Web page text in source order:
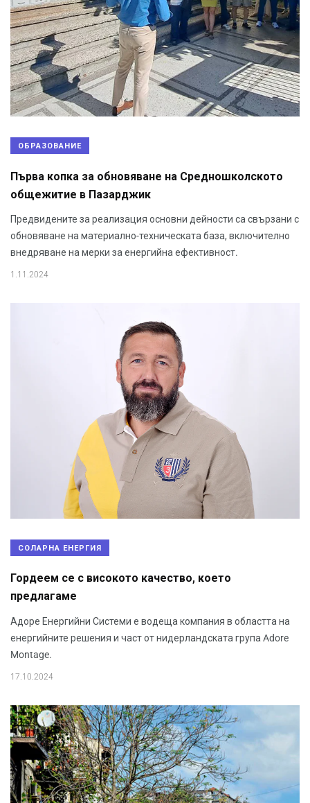
ОБРАЗОВАНИЕ
Първа копка за обновяване на Средношколското
общежитие в Пазарджик
Предвидените за реализация основни дейности са свързани с
обновяване на материално-техническата база, включително
внедряване на мерки за енергийна ефективност.
1.11.2024
СОЛАРНА ЕНЕРГИЯ
Гордеем се с високото качество, което
предлагаме
Адоре Енергийни Системи е водеща компания в областта на
енергийните решения и част от нидерландската група Adore
Montage.
17.10.2024